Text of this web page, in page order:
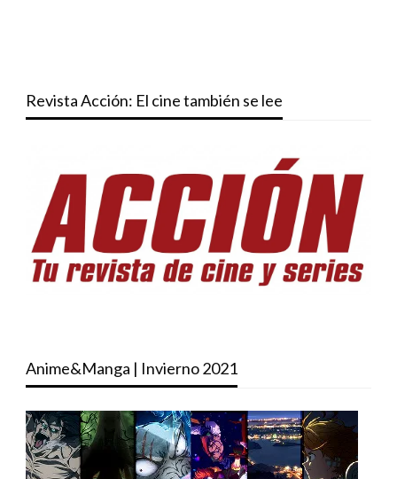
Revista Acción: El cine también se lee
Anime&Manga | Invierno 2021